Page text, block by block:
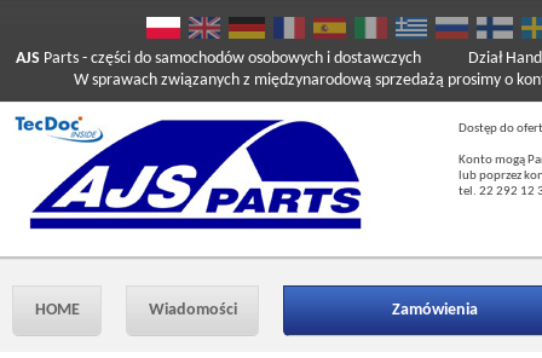
AJS Parts - części do samochodów osobowych i dostawczych
W sprawach związanych z międzynarodową sprzedażą prosimy o
Dział
Dostęp do
Konto mogą
lub poprzez
tel. 22 292 12
HOME Wiadomości Zamówienia